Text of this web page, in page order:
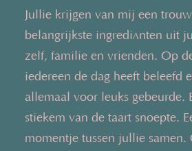
Jullie krijgen van mij een
belangrijkste ingrediënten uit
zelf, familie en vrienden. Op
iedereen de dag heeft beleefd
allemaal voor leuks gebeurde.
stiekem van de taart snoepte.
momentje tussen jullie samen.